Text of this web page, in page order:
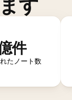
す
件
たノート数